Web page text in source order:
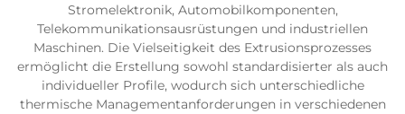
Stromelektronik, Automobilkomponenten,
Telekommunikationsausrüstungen und industriellen
Maschinen. Die Vielseitigkeit des Extrusionsprozesses
ermöglicht die Erstellung sowohl standardisierter als auch
individueller Profile, wodurch sich unterschiedliche
thermische Managementanforderungen in verschiedenen